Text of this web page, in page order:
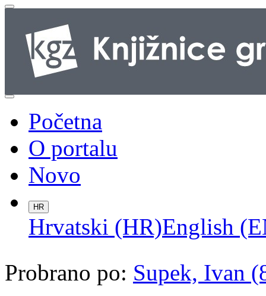
Početna
O portalu
Novo
HR
Hrvatski (HR)English
Probrano po: Supek, Ivan